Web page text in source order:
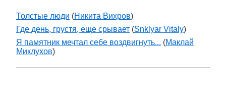
Толстые люди (Никита Вихров)
Где день, грустя, еще срывает (Snklyar Vitaly)
Я памятник мечтал себе воздвигнуть... (Маклай
Миклухов)